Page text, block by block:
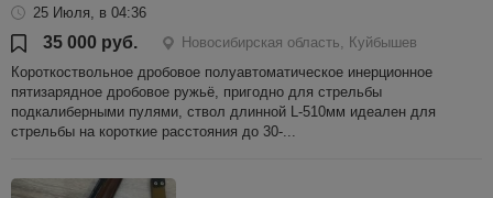
25 Июля, в 04:36
35 000 руб.
Новосибирская область, Куйбышев
Короткоствольное дробовое полуавтоматическое инерционное
пятизарядное дробовое ружьё, пригодно для стрельбы
подкалиберными пулями, ствол длинной L-510мм идеален для
стрельбы на короткие расстояния до 30-...